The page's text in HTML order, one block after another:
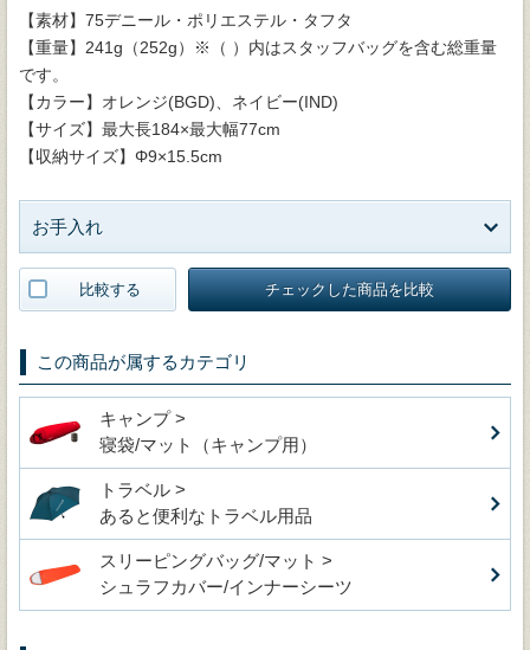
【素材】75デニール・ポリエステル・タフタ
【重量】241g（252g）※（ ）内はスタッフバッグを含む総重量
です。
【カラー】オレンジ(BGD)、ネイビー(IND)
【サイズ】最大長184×最大幅77cm
【収納サイズ】Φ9×15.5cm
お手入れ
比較する チェックした商品を比較
この商品が属するカテゴリ
キャンプ >
寝袋/マット（キャンプ用）
トラベル >
あると便利なトラベル用品
スリーピングバッグ/マット >
シュラフカバー/インナーシーツ